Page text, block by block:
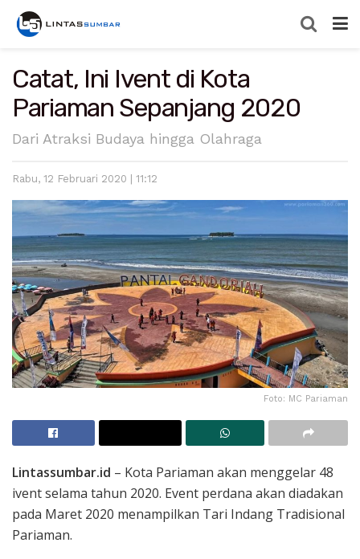
Catat, Ini Ivent di Kota
Pariaman Sepanjang 2020
Dari Atraksi Budaya hingga Olahraga
Rabu, 12 Februari 2020 | 11:12
Foto: MC Pariaman
Lintassumbar.id – Kota Pariaman akan menggelar 48
ivent selama tahun 2020. Event perdana akan diadakan
pada Maret 2020 menampilkan Tari Indang Tradisional
Pariaman.